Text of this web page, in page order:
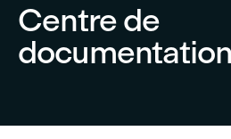
Centre de
documentation